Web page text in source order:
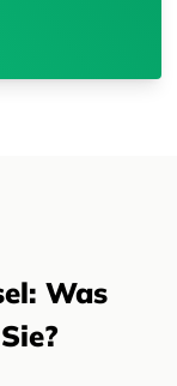
Was